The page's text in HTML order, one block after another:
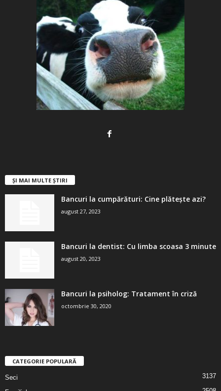
ȘI MAI MULTE ȘTIRI
Bancuri la cumpărături: Cine plătește azi?
august 27, 2023
Bancuri la dentist: Cu limba scoasa 3 minute
august 20, 2023
Bancuri la psiholog: Tratament în criză
octombrie 30, 2020
CATEGORIE POPULARĂ
Seci 3137